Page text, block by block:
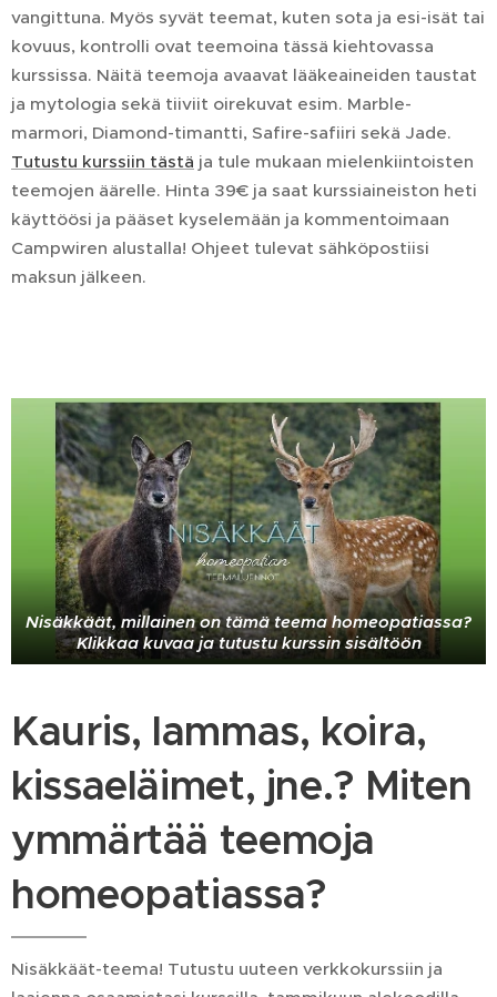
vangittuna. Myös syvät teemat, kuten sota ja esi-isät tai
kovuus, kontrolli ovat teemoina tässä kiehtovassa
kurssissa. Näitä teemoja avaavat lääkeaineiden taustat
ja mytologia sekä tiiviit oirekuvat esim. Marble-
marmori, Diamond-timantti, Safire-safiiri sekä Jade.
Tutustu kurssiin tästä ja tule mukaan mielenkiintoisten
teemojen äärelle. Hinta 39€ ja saat kurssiaineiston heti
käyttöösi ja pääset kyselemään ja kommentoimaan
Campwiren alustalla! Ohjeet tulevat sähköpostiisi
maksun jälkeen.
Nisäkkäät, millainen on tämä teema homeopatiassa?
Klikkaa kuvaa ja tutustu kurssin sisältöön
Kauris, lammas, koira,
kissaeläimet, jne.? Miten
ymmärtää teemoja
homeopatiassa?
Nisäkkäät-teema! Tutustu uuteen verkkokurssiin ja